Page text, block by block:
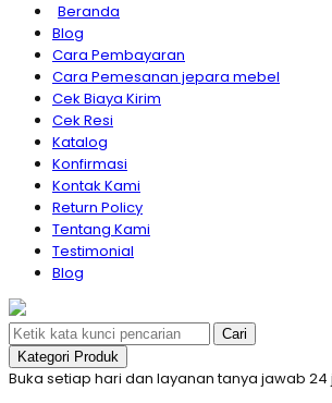
Beranda
Blog
Cara Pembayaran
Cara Pemesanan jepara mebel
Cek Biaya Kirim
Cek Resi
Katalog
Konfirmasi
Kontak Kami
Return Policy
Tentang Kami
Testimonial
Blog
Cari
Kategori Produk
Buka setiap hari dan layanan tanya jawab 24